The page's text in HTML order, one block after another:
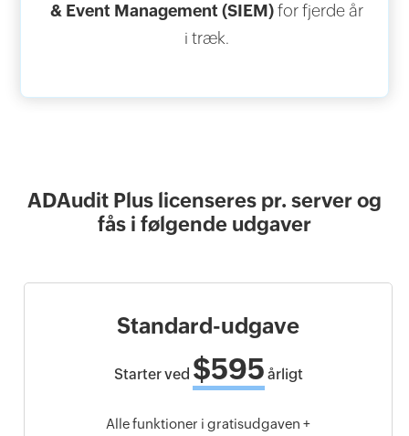
& Event Management (SIEM)for fjerde år
i træk.
ADAudit Plus licenseres pr. server og
fås i følgende udgaver
Standard-udgave
Starter ved $595 årligt
Alle funktioner i gratisudgaven +